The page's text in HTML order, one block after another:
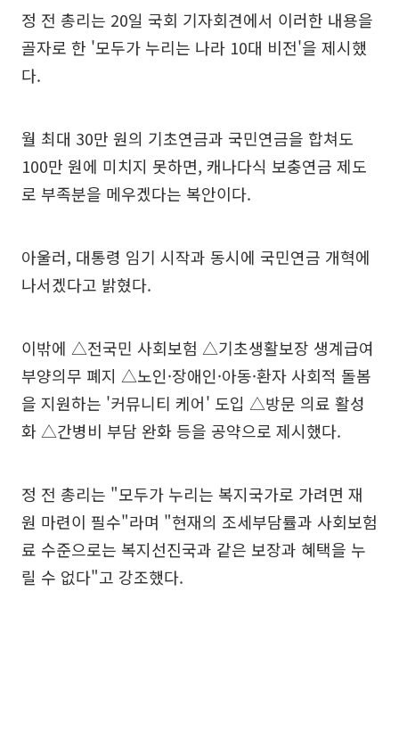
정 전 총리는 20일 국회 기자회견에서 이러한 내용을
골자로 한 '모두가 누리는 나라 10대 비전'을 제시했
다.
월 최대 30만 원의 기초연금과 국민연금을 합쳐도
100만 원에 미치지 못하면, 캐나다식 보충연금 제도
로 부족분을 메우겠다는 복안이다.
아울러, 대통령 임기 시작과 동시에 국민연금 개혁에
나서겠다고 밝혔다.
이밖에 △전국민 사회보험 △기초생활보장 생계급여
부양의무 폐지 △노인·장애인·아동·환자 사회적 돌봄
을 지원하는 '커뮤니티 케어' 도입 △방문 의료 활성
화 △간병비 부담 완화 등을 공약으로 제시했다.
정 전 총리는 "모두가 누리는 복지국가로 가려면 재
원 마련이 필수"라며 "현재의 조세부담률과 사회보험
료 수준으로는 복지선진국과 같은 보장과 혜택을 누
릴 수 없다"고 강조했다.